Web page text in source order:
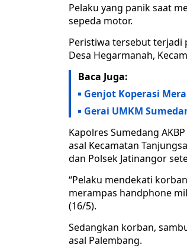
Pelaku yang panik saat
sepeda motor.
Peristiwa tersebut terjadi
Desa Hegarmanah,
Baca Juga:
Genjot Koperasi
Gerai UMKM
Kapolres Sumedang
asal Kecamatan
dan Polsek Jatinangor
“Pelaku mendekati
merampas handphone
(16/5).
Sedangkan korban,
asal Palembang.